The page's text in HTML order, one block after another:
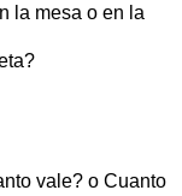
la mesa o en la
vale? o Cuanto